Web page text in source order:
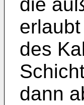
des
dann